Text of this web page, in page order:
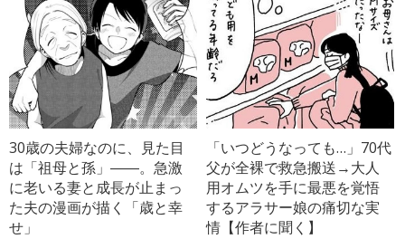
30歳の夫婦なのに、見た目
は「祖母と孫」――。急激
に老いる妻と成長が止まっ
た夫の漫画が描く「歳と幸
せ」
「いつどうなっても…」70代
父が全裸で救急搬送→大人
用オムツを手に最悪を覚悟
するアラサー娘の痛切な実
情【作者に聞く】